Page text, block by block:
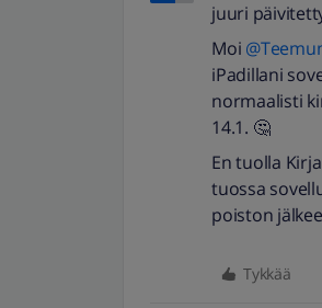
juuri
Moi
iPadillani
normaalisti
14.1. 🤔
En tuolla
tuossa
poiston
Tykkää